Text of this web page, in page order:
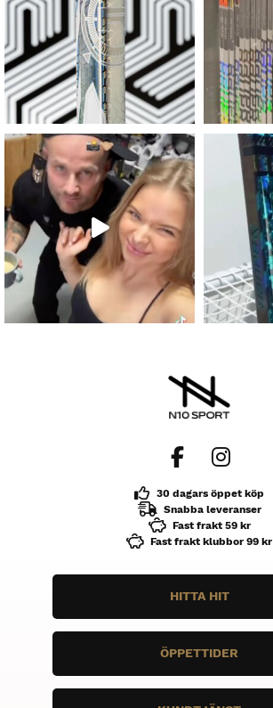
30 dagars öppet köp
Snabba leveranser
Fast frakt 59 kr
Fast frakt klubbor 99 kr
HITTA HIT
735 37 Surahammar
ÖPPETTIDER